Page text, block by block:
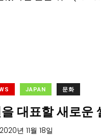
JAPAN 문화
대표할 새로운
2020년 11월 18일